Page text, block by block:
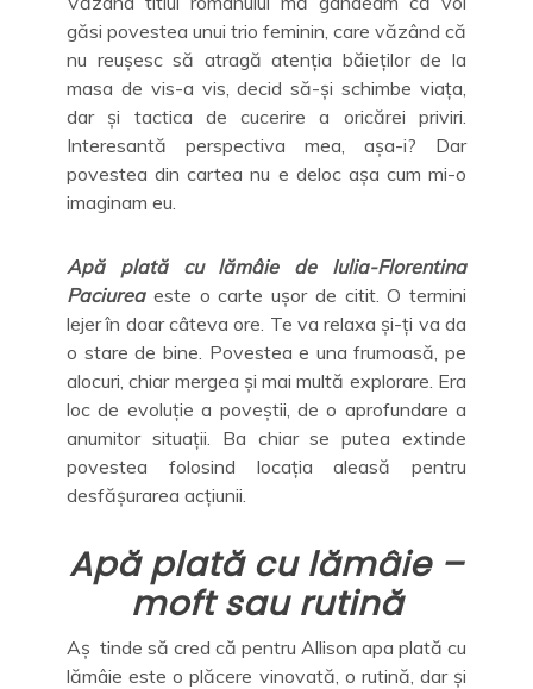
găsi povestea unui trio feminin, care văzând că
nu reușesc să atragă atenția băieților de la
masa de vis-a vis, decid să-și schimbe viața,
dar și tactica de cucerire a oricărei priviri.
Interesantă perspectiva mea, așa-i? Dar
povestea din cartea nu e deloc așa cum mi-o
imaginam eu.
Apă plată cu lămâie de Iulia-Florentina
Paciureaeste o carte ușor de citit. O termini
lejer în doar câteva ore. Te va relaxa și-ți va da
o stare de bine. Povestea e una frumoasă, pe
alocuri, chiar mergea și mai multă explorare. Era
loc de evoluție a poveștii, de o aprofundare a
anumitor situații. Ba chiar se putea extinde
povestea folosind locația aleasă pentru
desfășurarea acțiunii.
Apă plată cu lămâie –
moft sau rutină
Aș tinde să cred că pentru Allison apa plată cu
lămâie este o plăcere vinovată, o rutină, dar și